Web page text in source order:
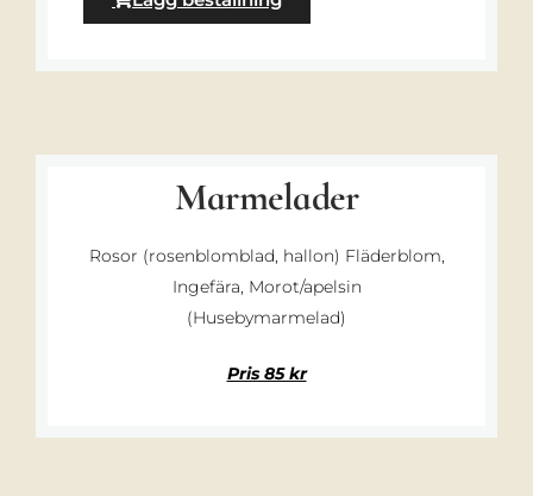
Marmelader
Rosor (rosenblomblad, hallon) Fläderblom,
Ingefära, Morot/apelsin
(Husebymarmelad)
Pris 85 kr